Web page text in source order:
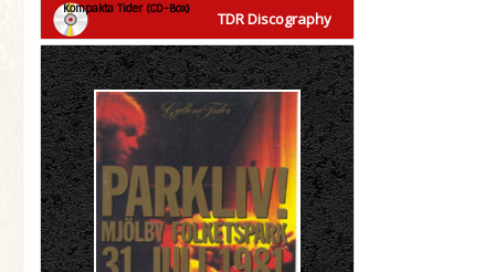
TDR Discography
Kompakta Tider (CD-Box)